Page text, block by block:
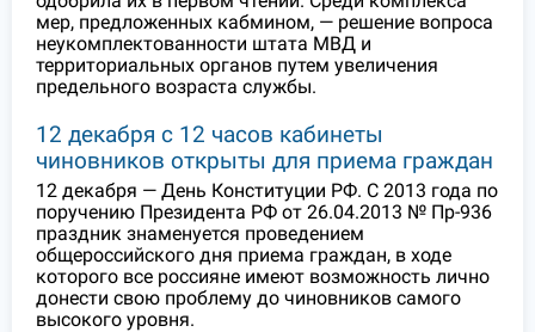
мер, предложенных кабмином, — решение вопроса
неукомплектованности штата МВД и
территориальных органов путем увеличения
предельного возраста службы.
12 декабря с 12 часов кабинеты
чиновников открыты для приема граждан
12 декабря — День Конституции РФ. С 2013 года по
поручению Президента РФ от 26.04.2013 № Пр-936
праздник знаменуется проведением
общероссийского дня приема граждан, в ходе
которого все россияне имеют возможность лично
донести свою проблему до чиновников самого
высокого уровня.